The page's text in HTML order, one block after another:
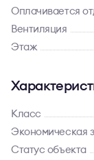
Оплачивается
Вентиляция
Этаж
Класс
Экономическая
Статус объекта